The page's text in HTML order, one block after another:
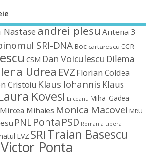
Nastaseandrei plesuAntena 3
SRI-DNA Boc cartarescu CCR
CSM Dan Voiculescu Dilema
Udrea EVZ Florian Coldea
Cristoiu Klaus Iohannis Klaus
Kovesi Liiceanu Mihai Gadea
Mircea Mihaies Monica Macovei MRU
PNL Ponta PSD Romania Libera
EVZ SRITraian Basescu
Victor Ponta